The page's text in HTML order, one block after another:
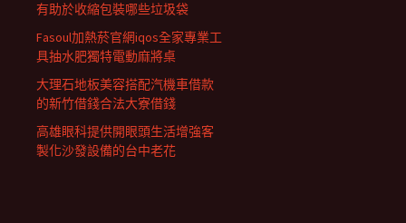
有助於收縮包裝哪些垃圾袋
Fasoul加熱菸官網iqos全家專業工
具抽水肥獨特電動麻將桌
大理石地板美容搭配汽機車借款
的新竹借錢合法大寮借錢
高雄眼科提供開眼頭生活增強客
製化沙發設備的台中老花